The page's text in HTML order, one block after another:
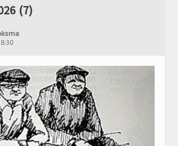
(7)